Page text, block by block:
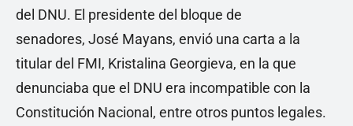
del DNU. El presidente del bloque de
senadores, José Mayans, envió una carta a la
titular del FMI, Kristalina Georgieva, en la que
denunciaba que el DNU era incompatible con la
Constitución Nacional, entre otros puntos legales.